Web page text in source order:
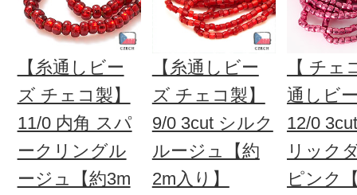
【糸通しビー
ズ チェコ製】
11/0 内角 スパ
ークリングル
ージュ【約3m
【糸通しビー
ズ チェコ製】
9/0 3cut シルク
ルージュ【約
2m入り】
【 チェ
通しビ
12/0
リック
ピンク